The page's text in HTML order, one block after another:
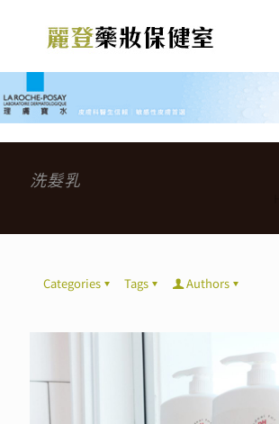
洗髮乳
Categories Tags Authors